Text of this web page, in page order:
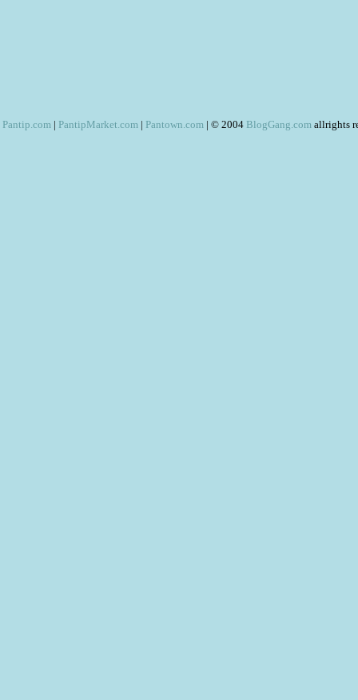
Pantip.com | PantipMarket.com | Pantown.com | © 2004 BlogGang.com allrights